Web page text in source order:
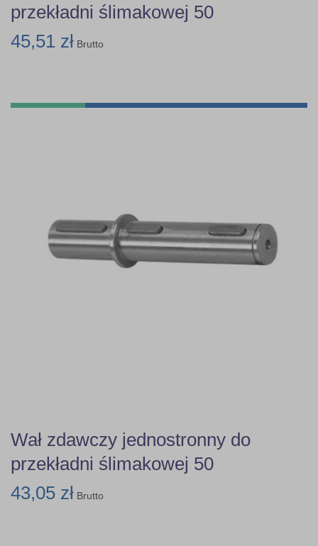
przekładni ślimakowej 50
45,51 zł Brutto
Wał zdawczy jednostronny do
przekładni ślimakowej 50
43,05 zł Brutto